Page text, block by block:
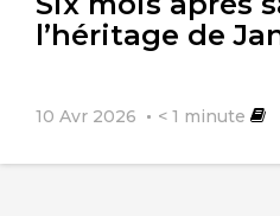
l’héritage de
10 Avr 2026 < 1 minute